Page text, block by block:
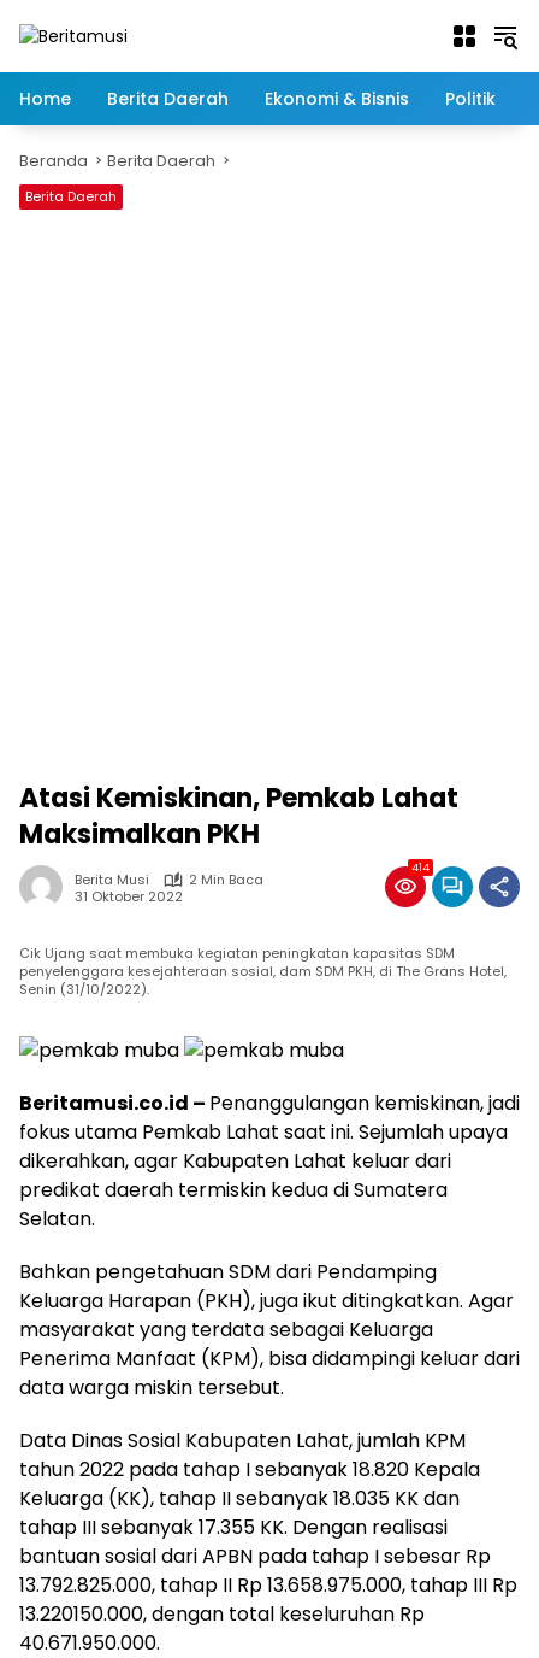
Home
Berita Daerah Ekonomi & Bisnis Politik
Beranda Berita Daerah
Berita Daerah
Atasi Kemiskinan, Pemkab Lahat
Maksimalkan PKH
Berita Musi
2 Min Baca
31 Oktober 2022
414
Cik Ujang saat membuka kegiatan peningkatan kapasitas SDM
penyelenggara kesejahteraan sosial, dam SDM PKH, di The Grans Hotel,
Senin (31/10/2022).
Beritamusi.co.id – Penanggulangan kemiskinan, jadi
fokus utama Pemkab Lahat saat ini. Sejumlah upaya
dikerahkan, agar Kabupaten Lahat keluar dari
predikat daerah termiskin kedua di Sumatera
Selatan.
Bahkan pengetahuan SDM dari Pendamping
Keluarga Harapan (PKH), juga ikut ditingkatkan. Agar
masyarakat yang terdata sebagai Keluarga
Penerima Manfaat (KPM), bisa didampingi keluar dari
data warga miskin tersebut.
Data Dinas Sosial Kabupaten Lahat, jumlah KPM
tahun 2022 pada tahap I sebanyak 18.820 Kepala
Keluarga (KK), tahap II sebanyak 18.035 KK dan
tahap III sebanyak 17.355 KK. Dengan realisasi
bantuan sosial dari APBN pada tahap I sebesar Rp
13.792.825.000, tahap II Rp 13.658.975.000, tahap III Rp
13.220150.000, dengan total keseluruhan Rp
40.671.950.000.